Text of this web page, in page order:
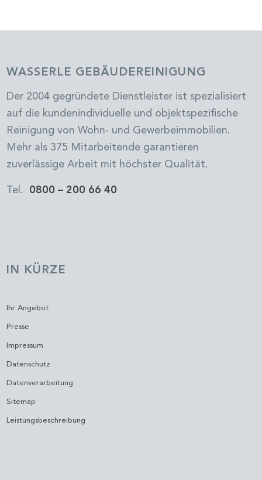
WASSERLE GEBÄUDEREINIGUNG
Der 2004 gegründete Dienstleister ist spezialisiert
auf die kundenindividuelle und objektspezifische
Reinigung von Wohn- und Gewerbeimmobilien.
Mehr als 375 Mitarbeitende garantieren
zuverlässige Arbeit mit höchster Qualität.
Tel. 0800 – 200 66 40
IN KÜRZE
Ihr Angebot
Presse
Impressum
Datenschutz
Datenverarbeitung
Sitemap
Leistungsbeschreibung